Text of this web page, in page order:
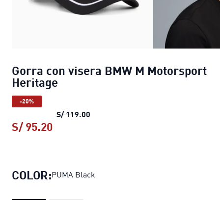
Gorra con visera BMW M Motorsport
Heritage
-20%
S/ 119.00Gorra con visera BMW M
S/ 95.20
COLOR:PUMA Black